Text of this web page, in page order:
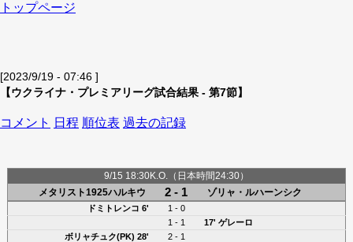
トップページ
[2023/9/19 - 07:46 ]
【ウクライナ・プレミアリーグ試合結果 - 第7節】
コメント 日程 順位表 過去の記録
9/15 18:30K.O.（日本時間24:30）
メタリスト1925ハルキウ
2 - 1 ゾリャ・ルハーンシク
ドミトレンコ 6'
1 - 0
1 - 1
17' ゲレーロ
ボリャチュク(PK) 28' 2 - 1